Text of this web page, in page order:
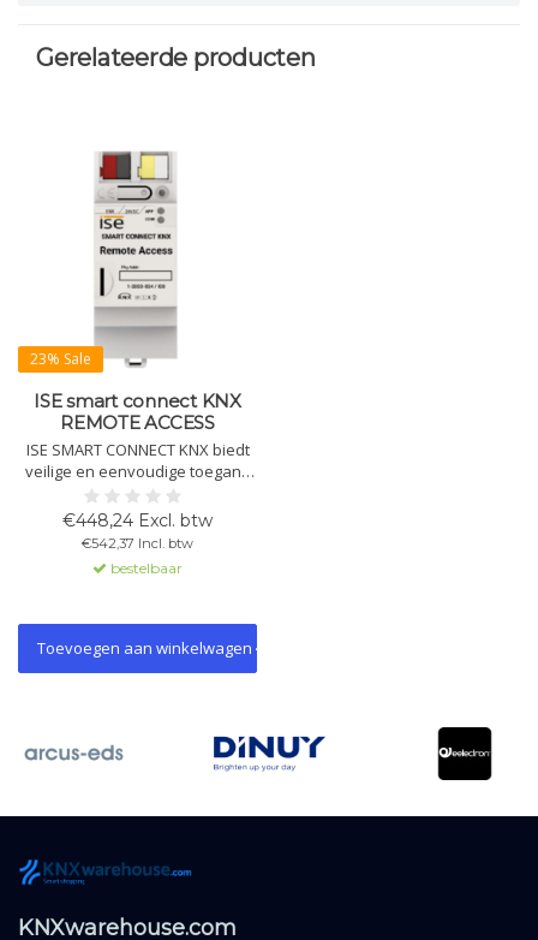
Gerelateerde producten
23% Sale
ISE smart connect KNX
REMOTE ACCESS
ISE SMART CONNECT KNX biedt
veilige en eenvoudige toegang
op afstand tot uw slimme
thuisinstallaties. Snel te
installeren en ondersteunt
volledig KNX Secure voor
optimale gegevensbescherming.
€448,24 Excl. btw
€542,37 Incl. btw
bestelbaar
Toevoegen aan winkelwagen
KNXwarehouse.com